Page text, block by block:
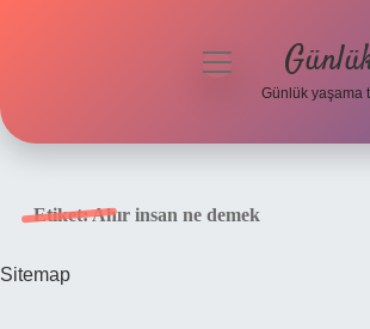
menüyü
Günlük yaşama
Etiket:Ahır insan ne demek
Sitemap